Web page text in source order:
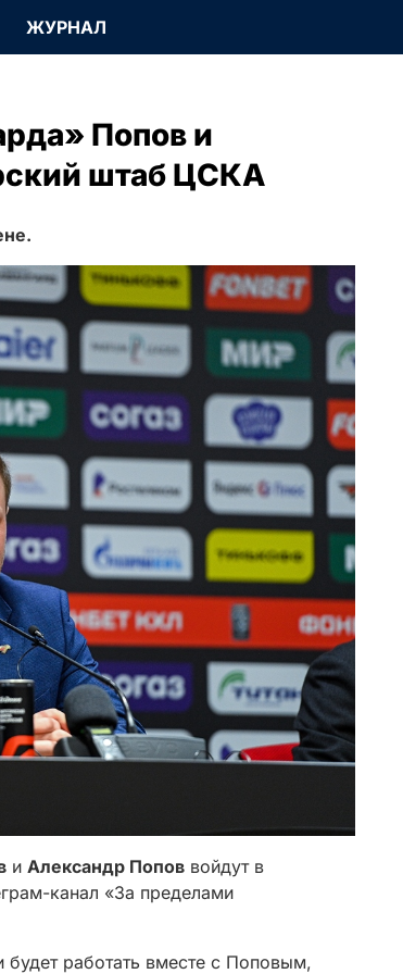
ЖУРНАЛ
Попов и
штаб ЦСКА
и Александр Попов войдут в
канал «За пределами
работать вместе с Поповым,